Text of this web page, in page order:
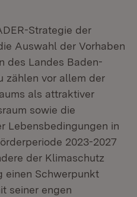
Strategie der
Auswahl der Vorhaben
des Landes Baden-
zählen vor allem der
als attraktiver
sowie die
Lebensbedingungen in
2023-2027
der Klimaschutz
einen Schwerpunkt
seiner engen